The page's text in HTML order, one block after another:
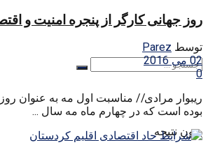
بدون نتیجه
روز جهانی کارگر از پنجره امنیت و
توسط Parez
02 می 2016
0
ریبوار مرادی// مناسبت اول مه به عنوان
بوده است که در چهارم ماه مه سال ...